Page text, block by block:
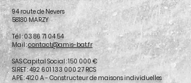
94 route de Nevers
58180 MARZY
Tél :03 86 71 04 54
Mail :contact@amis-bat.fr
SAS Capital Social : 150 000 €
SIRET :492 601 133 000 27RCS
APE : 4120 A - Constructeur de maisons individuelles